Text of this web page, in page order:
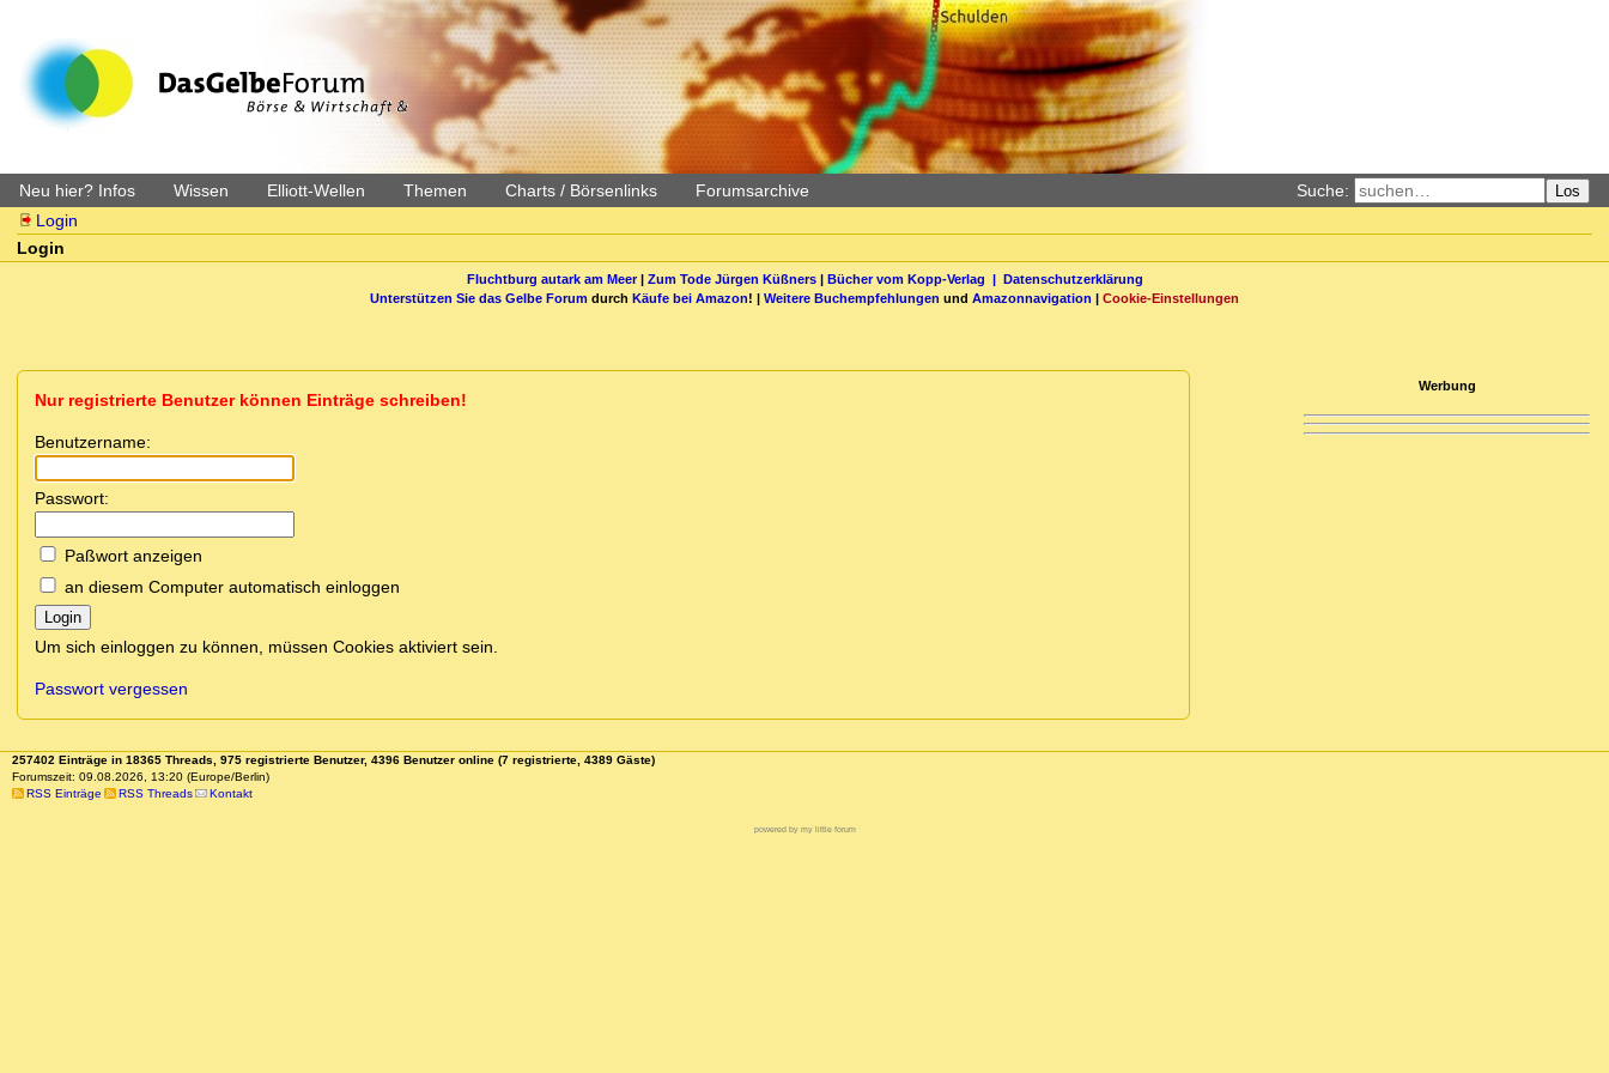
Neu hier? Infos Wissen Elliott-Wellen Themen Charts / Börsenlinks Forumsarchive Suche: Los
Login
Login
Fluchtburg autark am Meer| Zum Tode Jürgen Küßners| Bücher vom Kopp-Verlag | Datenschutzerklärung
Unterstützen Sie das Gelbe Forum durch Käufe bei Amazon! | Weitere Buchempfehlungen und Amazonnavigation | Cookie-Einstellungen
Nur registrierte Benutzer können Einträge schreiben!
Benutzername:
Passwort:
Paßwort anzeigen
an diesem Computer automatisch einloggen
Login
Um sich einloggen zu können, müssen Cookies aktiviert sein.
Passwort vergessen
Werbung
257402 Einträge in 18365 Threads, 975 registrierte Benutzer, 4396 Benutzer online (7 registrierte, 4389 Gäste)
Forumszeit: 09.08.2026, 13:20 (Europe/Berlin)
RSS Einträge
RSS Threads Kontakt
powered by my little forum